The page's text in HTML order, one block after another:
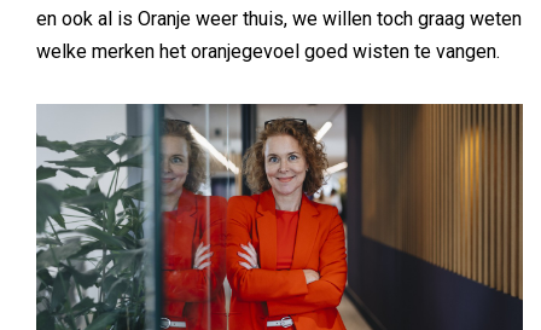
en ook al is Oranje weer thuis, we willen toch graag weten
welke merken het oranjegevoel goed wisten te vangen.